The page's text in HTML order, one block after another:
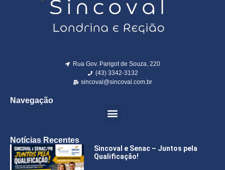
Rua Gov. Parigot de Souza, 220
(43) 3342-3132
sincoval@sincoval.com.br
Navegação
Notícias Recentes
Sincoval e Senac – Juntos pela
Qualificação!